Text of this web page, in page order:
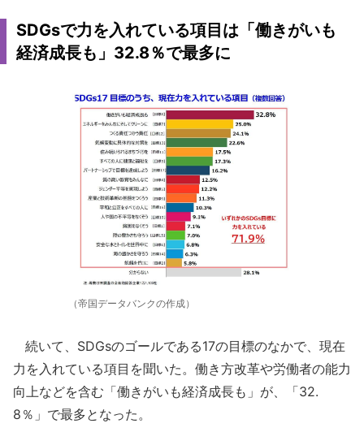
SDGsで力を入れている項目は「働きがいも
経済成長も」32.8％で最多に
（帝国データバンクの作成）
続いて、SDGsのゴールである17の目標のなかで、現在
力を入れている項目を聞いた。働き方改革や労働者の能力
向上などを含む「働きがいも経済成長も」が、「32.
8％」で最多となった。